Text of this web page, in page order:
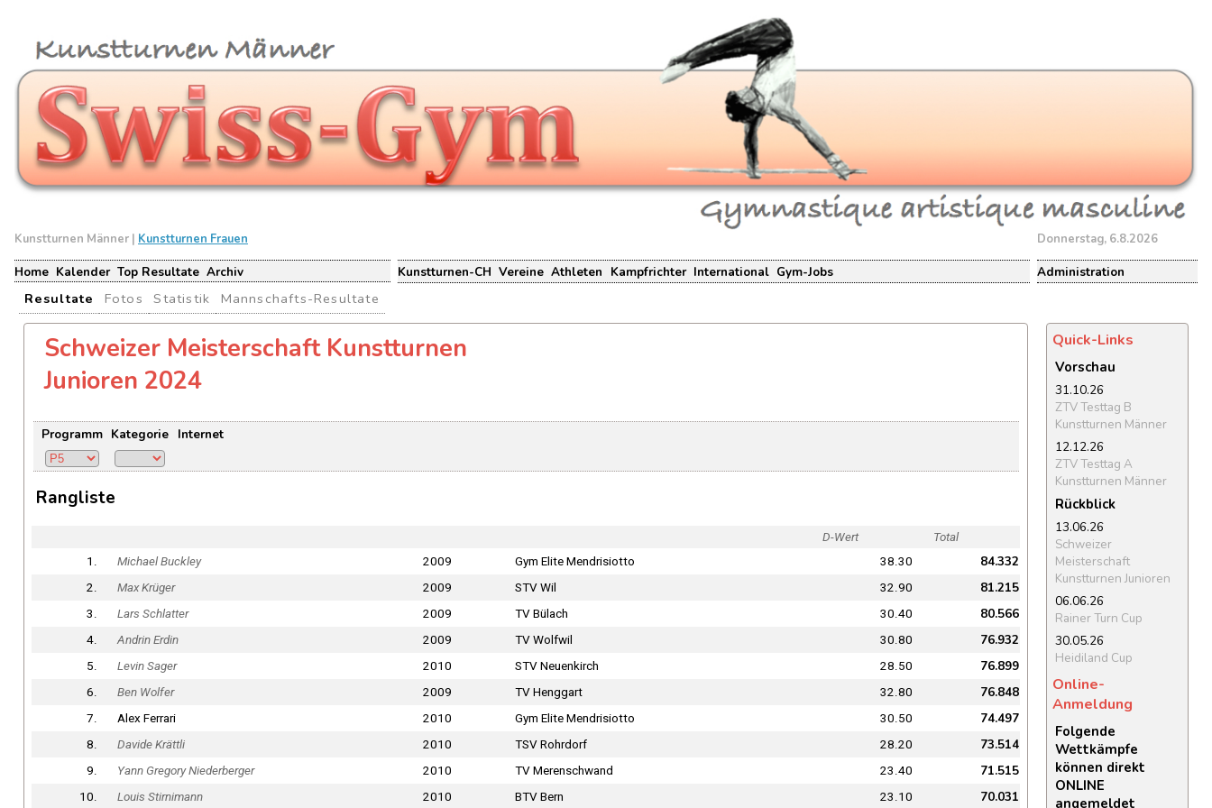
Kunstturnen Männer | Kunstturnen Frauen Donnerstag, 6.8.2026
Home Kalender Top Resultate Archiv Kunstturnen-CH Vereine Athleten Kampfrichter International Gym-Jobs Administration
Resultate Fotos Statistik Mannschafts-Resultate
Schweizer Meisterschaft Kunstturnen
Junioren 2024
Programm Kategorie Internet
Rangliste
D-Wert
Total
1.
Michael Buckley 2009 Gym Elite Mendrisiotto 38.30 84.332
2. Max Krüger 2009 STV Wil 32.90 81.215
3. Lars Schlatter 2009 TV Bülach 30.40 80.566
4. Andrin Erdin 2009 TV Wolfwil 30.80 76.932
5. Levin Sager 2010 STV Neuenkirch 28.50 76.899
6. Ben Wolfer 2009 TV Henggart 32.80 76.848
7. Alex Ferrari 2010 Gym Elite Mendrisiotto 30.50 74.497
8. Davide Krättli 2010 TSV Rohrdorf 28.20 73.514
9. Yann Gregory Niederberger 2010 TV Merenschwand 23.40 71.515
10. Louis Stirnimann 2010 BTV Bern 23.10 70.031
Quick-Links
Vorschau
31.10.26
ZTV Testtag B
Kunstturnen Männer
12.12.26
ZTV Testtag A
Kunstturnen Männer
Rückblick
13.06.26
Schweizer
Meisterschaft
Kunstturnen Junioren
06.06.26
Rainer Turn Cup
30.05.26
Heidiland Cup
Online-
Anmeldung
Folgende
Wettkämpfe
können direkt
ONLINE
angemeldet